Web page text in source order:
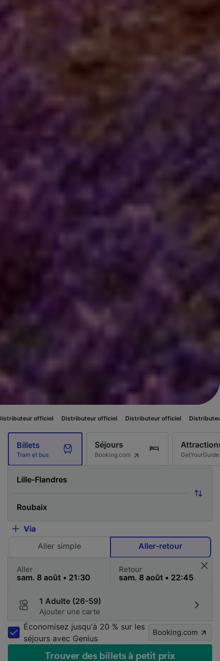
Distributeur officiel Distributeur officiel Distributeur officiel
Billets
Train et bus
Séjours
Booking.com GetYourGuide
Via
Aller simple
Aller-retour
Aller Retour
1 Adulte (26-59)
Ajouter une carte
Économisez jusqu'à 20 % sur les
séjours avec Genius
Booking.com
Trouver des billets à petit prix